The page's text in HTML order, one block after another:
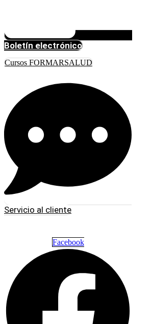
Boletín electrónico
Cursos FORMARSALUD
Servicio al cliente
Facebook